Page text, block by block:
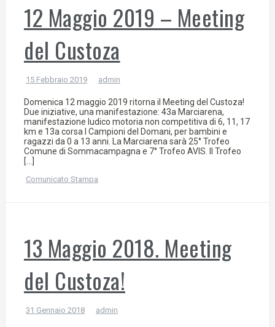
12 Maggio 2019 – Meeting
del Custoza
15 Febbraio 2019 admin
Domenica 12 maggio 2019 ritorna il Meeting del Custoza!
Due iniziative, una manifestazione: 43a Marciarena,
manifestazione ludico motoria non competitiva di 6, 11, 17
km e 13a corsa I Campioni del Domani, per bambini e
ragazzi da 0 a 13 anni. La Marciarena sarà 25° Trofeo
Comune di Sommacampagna e 7° Trofeo AVIS. Il Trofeo
[…]
Comunicato Stampa
13 Maggio 2018. Meeting
del Custoza!
31 Gennaio 2018 admin